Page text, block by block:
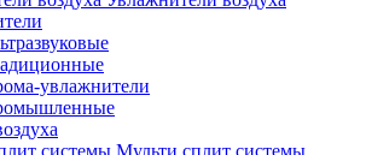
увлажнители
Мульти сплит системы